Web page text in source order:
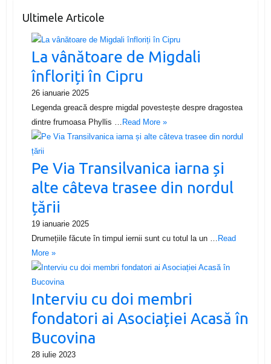
Ultimele Articole
La vânătoare de Migdali
înfloriți în Cipru
26 ianuarie 2025
Legenda greacă despre migdal povestește despre dragostea
dintre frumoasa Phyllis … Read More »
Pe Via Transilvanica iarna și
alte câteva trasee din nordul
țării
19 ianuarie 2025
Drumețiile făcute în timpul iernii sunt cu totul la un … Read
More »
Interviu cu doi membri
fondatori ai Asociației Acasă în
Bucovina
28 iulie 2023